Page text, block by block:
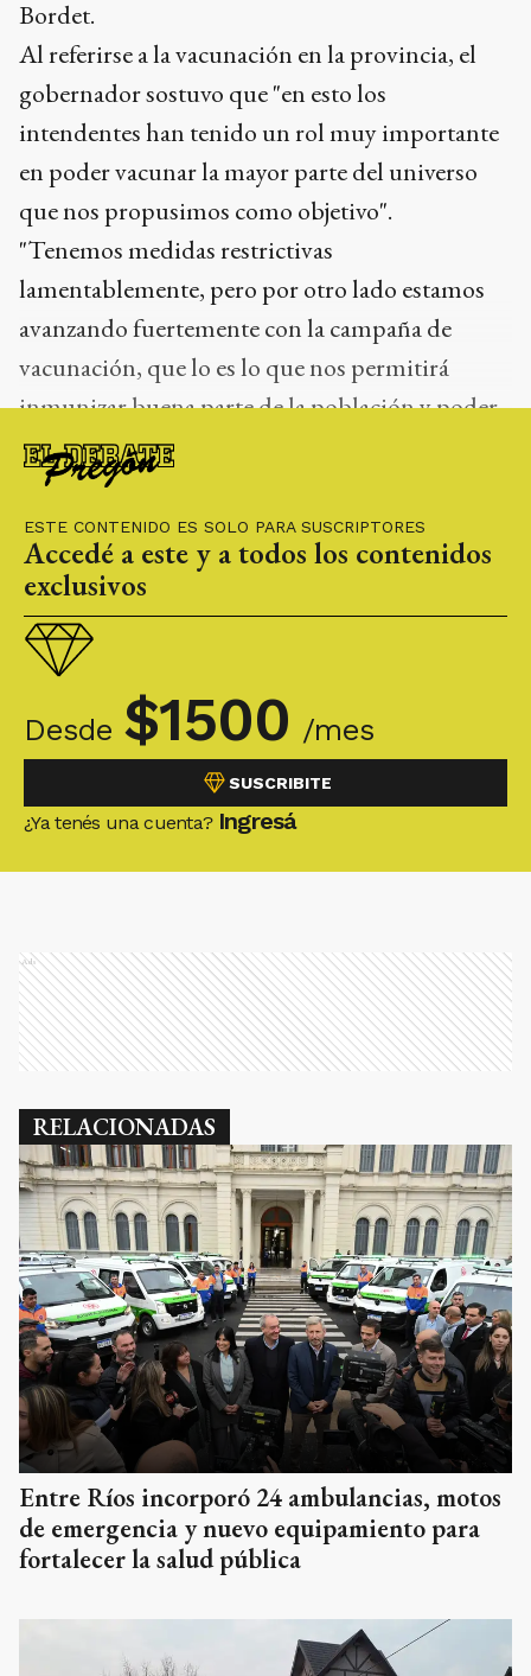
ESTE CONTENIDO ES SOLO PARA SUSCRIPTORES
Accedé a este y a todos los contenidos
exclusivos
Desde $1500 /mes
SUSCRIBITE
¿Ya tenés una cuenta? Ingresá
Bordet.
Al referirse a la vacunación en la provincia, el
gobernador sostuvo que "en esto los
intendentes han tenido un rol muy importante
en poder vacunar la mayor parte del universo
que nos propusimos como objetivo".
"Tenemos medidas restrictivas
lamentablemente, pero por otro lado estamos
avanzando fuertemente con la campaña de
vacunación, que lo es lo que nos permitirá
inmunizar buena parte de la población y poder
ir dando pasos en terminar con la pandemia",
agregó el mandatario,
Ads
RELACIONADAS
Entre Ríos incorporó 24 ambulancias, motos
de emergencia y nuevo equipamiento para
fortalecer la salud pública